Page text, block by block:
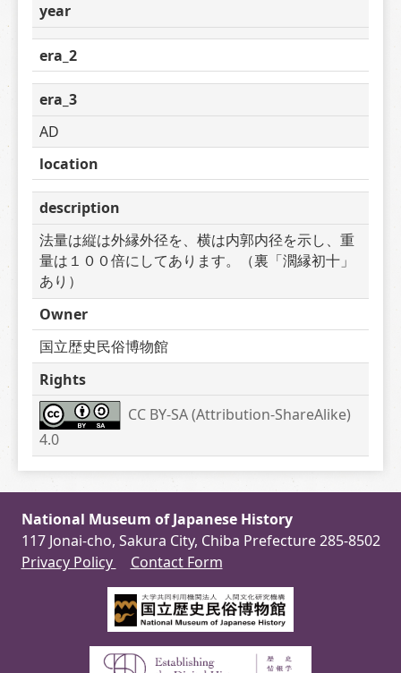
year
era_2
era_3
AD
location
description
法量は縦は外縁外径を、横は内郭内径を示し、重
量は１００倍にしてあります。（裏「濶縁初十」
あり）
Owner
国立歴史民俗博物館
Rights
CC BY-SA (Attribution-ShareAlike)
4.0
National Museum of Japanese History
117 Jonai-cho, Sakura City, Chiba Prefecture 285-8502
Privacy Policy
Contact Form